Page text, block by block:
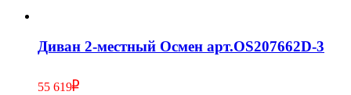
Диван 2-местный Осмен арт.OS207662D-3
55 619